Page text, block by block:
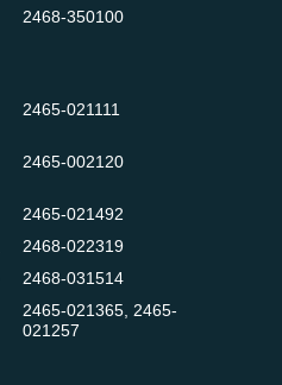
2468-350100
2465-021111
2465-002120
2465-021492
2468-022319
2468-031514
2465-021365, 2465-
021257